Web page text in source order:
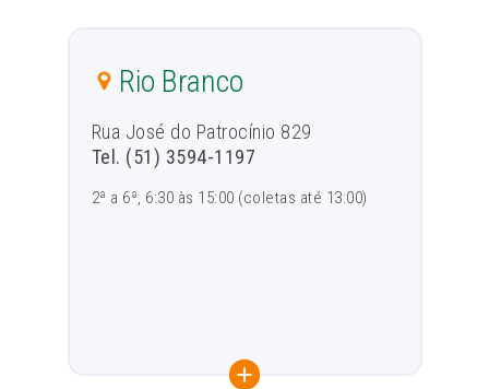
Rio Branco
Rua José do Patrocínio 829
Tel. (51) 3594-1197
2ª a 6ª, 6:30 às 15:00 (coletas até 13:00)